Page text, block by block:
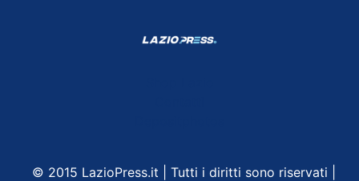
© 2015 LazioPress.it | Tutti i diritti sono riservati |